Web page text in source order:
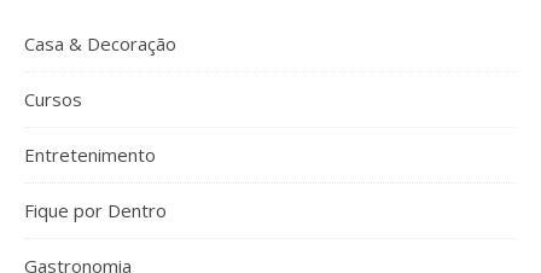
Casa & Decoração
Cursos
Entretenimento
Fique por Dentro
Gastronomia